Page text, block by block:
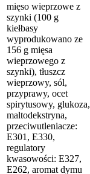
mięso wieprzowe z
szynki (100 g
kiełbasy
wyprodukowano ze
156 g mięsa
wieprzowego z
szynki), tłuszcz
wieprzowy, sól,
przyprawy, ocet
spirytusowy, glukoza,
maltodekstryna,
przeciwutleniacze:
E301, E330,
regulatory
kwasowości: E327,
E262, aromat dymu